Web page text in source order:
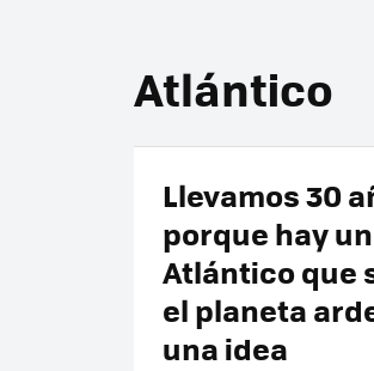
Atlántico
Llevamos 30
porque hay
Atlántico que
el planeta
una idea